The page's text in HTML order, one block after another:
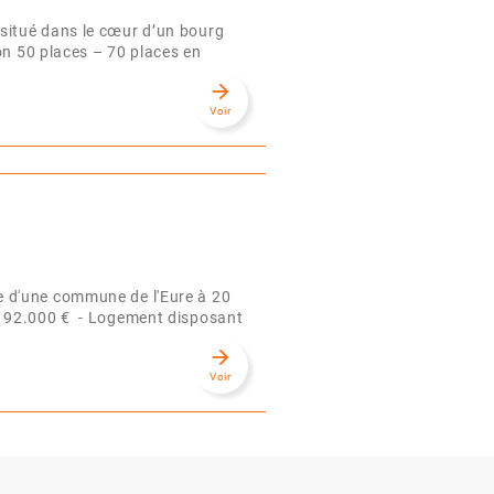
dans le cœur d’un bourg
50 places – 70 places en
arrow_forward
Voir
d'une commune de l'Eure à 20
92.000 € - Logement disposant
arrow_forward
Voir